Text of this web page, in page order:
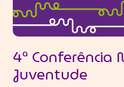
4ª Conferência
Juventude